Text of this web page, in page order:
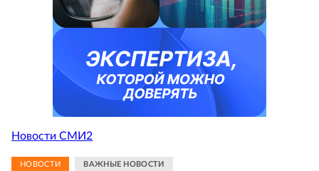
Новости СМИ2
НОВОСТИ ВАЖНЫЕ НОВОСТИ